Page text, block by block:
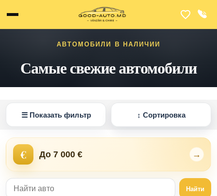
АВТОМОБИЛИ В НАЛИЧИИ
Самые свежие автомобили
☰ Показать фильтр ↕ Сортировка
€ До 7 000 € →
Найти